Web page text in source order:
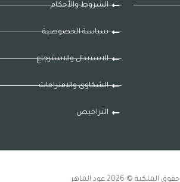
الشروط والأحكام
سياسة الخصوصية
الاستبدال والاسترجاع
الشكاوى والاقتراحات
التراخيص
حقوق الملكية © 2026 عود الماهر